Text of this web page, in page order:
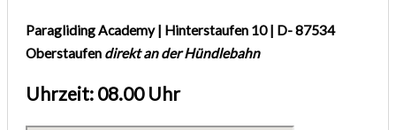
Paragliding Academy | Hinterstaufen 10 | D- 87534
Oberstaufen direkt an der Hündlebahn
Uhrzeit: 08.00 Uhr